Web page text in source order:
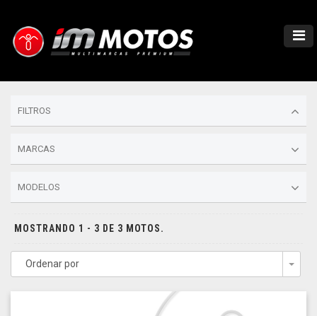
FILTROS
MARCAS
MODELOS
MOSTRANDO 1 - 3 DE 3 MOTOS.
Ordenar por